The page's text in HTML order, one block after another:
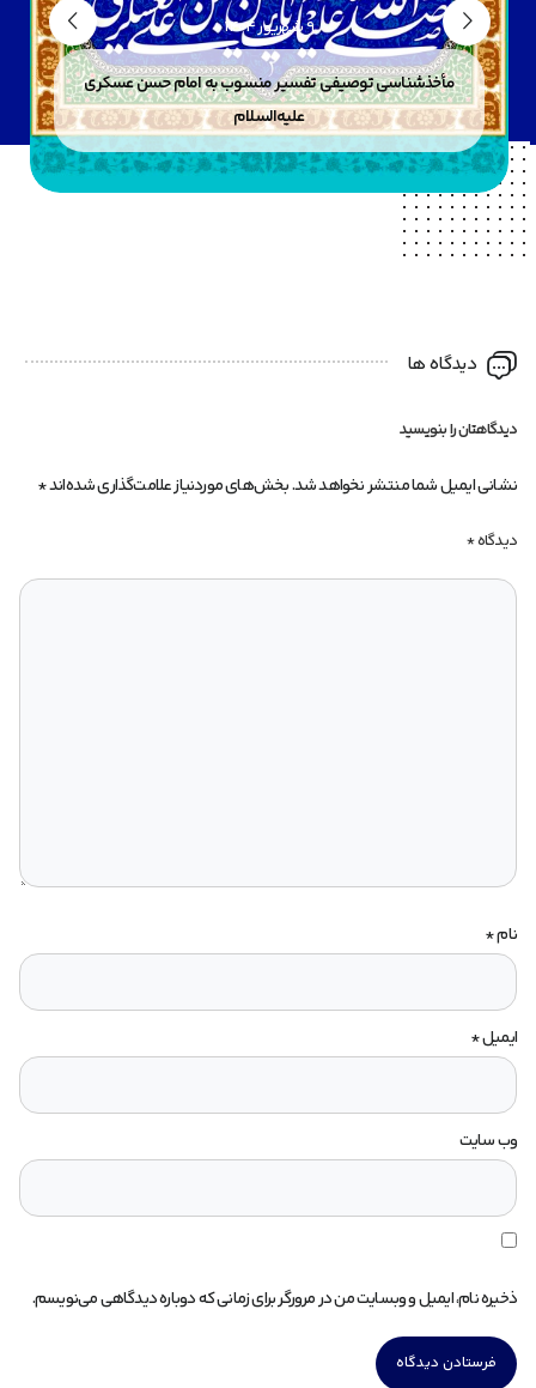
9 شهریور 1404
مأخذشناسی توصیفی تفسیر منسوب به امام حسن عسکری
علیه‌السلام
دیدگاه ها
دیدگاهتان را بنویسید
نشانی ایمیل شما منتشر نخواهد شد.بخش‌های موردنیاز علامت‌گذاری شده‌اند*
دیدگاه*
نام*
ایمیل*
وب‌ سایت
ذخیره نام، ایمیل و وبسایت من در مرورگر برای زمانی که دوباره دیدگاهی می‌نویسم.